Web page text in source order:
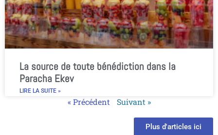
La source de toute bénédiction dans la
Paracha Ekev
LIRE LA SUITE »
« Précédent Suivant »
Plus d'articles ici